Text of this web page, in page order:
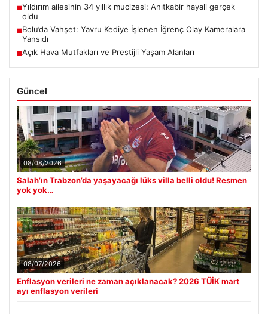
■Yıldırım ailesinin 34 yıllık mucizesi: Anıtkabir hayali gerçek
oldu
■Bolu’da Vahşet: Yavru Kediye İşlenen İğrenç Olay Kameralara
Yansıdı
■Açık Hava Mutfakları ve Prestijli Yaşam Alanları
Güncel
08/08/2026
Salah’ın Trabzon’da yaşayacağı lüks villa belli oldu! Resmen
yok yok…
08/07/2026
Enflasyon verileri ne zaman açıklanacak? 2026 TÜİK mart
ayı enflasyon verileri